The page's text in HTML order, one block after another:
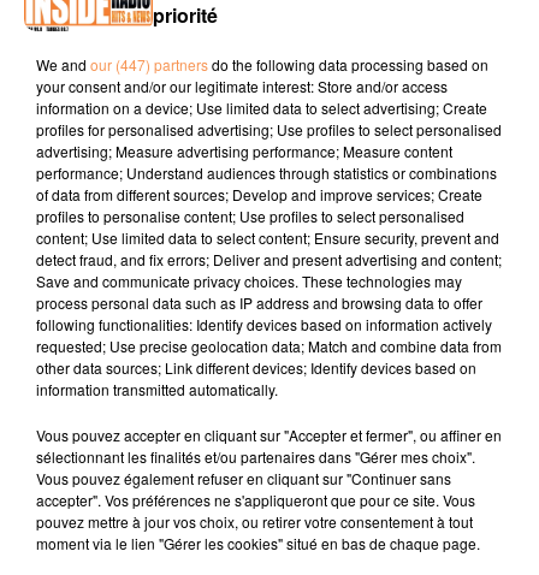
Téléphone :
Adresse :1 Avenue Alfred Nobel 64000 Pau
Site internet : https://www.cuisines-references.fr/trouvez-
votre-magasin/magasin-cuisines-references-pau
TITRES DIFFUSÉS
4h45
4h45 4h41
4h41 4h38
4h38
priorité
We and our (447) partnersdo the following data processing based on
your consent and/or our legitimate interest: Store and/or access
information on a device; Use limited data to select advertising; Create
profiles for personalised advertising; Use profiles to select personalised
advertising; Measure advertising performance; Measure content
performance; Understand audiences through statistics or combinations
of data from different sources; Develop and improve services; Create
profiles to personalise content; Use profiles to select personalised
content; Use limited data to select content; Ensure security, prevent and
detect fraud, and fix errors; Deliver and present advertising and content;
Save and communicate privacy choices. These technologies may
process personal data such as IP address and browsing data to offer
following functionalities: Identify devices based on information actively
requested; Use precise geolocation data; Match and combine data from
other data sources; Link different devices; Identify devices based on
information transmitted automatically.
Vous pouvez accepter en cliquant sur "Accepter et fermer", ou affiner en
sélectionnant les finalités et/ou partenaires dans "Gérer mes choix".
Vous pouvez également refuser en cliquant sur "Continuer sans
accepter". Vos préférences ne s'appliqueront que pour ce site. Vous
pouvez mettre à jour vos choix, ou retirer votre consentement à tout
moment via le lien "Gérer les cookies" situé en bas de chaque page.